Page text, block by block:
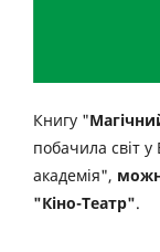
Книгу "
побачила світ
академія",
"Кіно-Театр".